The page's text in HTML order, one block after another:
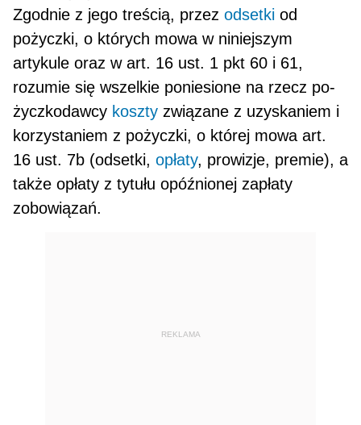
Zgodnie z jego treścią, przezodsetki od
pożyczki, o których mowa w niniejszym
artykule oraz w art. 16 ust. 1 pkt 60 i 61,
rozumie się wszelkie poniesione na rzecz po­
życzkodawcy koszty związane z uzyskaniem i
korzystaniem z pożyczki, o której mowa art.
16 ust. 7b (odsetki,opłaty, prowizje, premie), a
także opłaty z tytułu opóźnionej zapłaty
zobowiązań.
REKLAMA